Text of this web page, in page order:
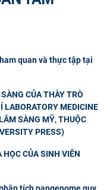
quan và thực tập tại
CỦA THÀY TRÒ
LABORATORY MEDICINE
SÀNG MỸ, THUỘC
PRESS)
CỦA SINH VIÊN